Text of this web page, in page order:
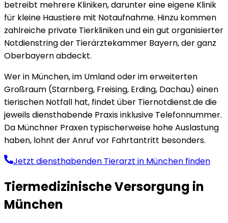
betreibt mehrere Kliniken, darunter eine eigene Klinik
für kleine Haustiere mit Notaufnahme. Hinzu kommen
zahlreiche private Tierkliniken und ein gut organisierter
Notdienstring der Tierärztekammer Bayern, der ganz
Oberbayern abdeckt.
Wer in München, im Umland oder im erweiterten
Großraum (Starnberg, Freising, Erding, Dachau) einen
tierischen Notfall hat, findet über Tiernotdienst.de die
jeweils diensthabende Praxis inklusive Telefonnummer.
Da Münchner Praxen typischerweise hohe Auslastung
haben, lohnt der Anruf vor Fahrtantritt besonders.
Jetzt diensthabenden Tierarzt in München finden
Tiermedizinische Versorgung in
München